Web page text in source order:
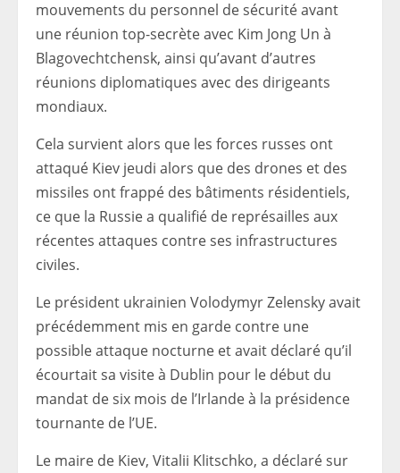
mouvements du personnel de sécurité avant
une réunion top-secrète avec Kim Jong Un à
Blagovechtchensk, ainsi qu’avant d’autres
réunions diplomatiques avec des dirigeants
mondiaux.
Cela survient alors que les forces russes ont
attaqué Kiev jeudi alors que des drones et des
missiles ont frappé des bâtiments résidentiels,
ce que la Russie a qualifié de représailles aux
récentes attaques contre ses infrastructures
civiles.
Le président ukrainien Volodymyr Zelensky avait
précédemment mis en garde contre une
possible attaque nocturne et avait déclaré qu’il
écourtait sa visite à Dublin pour le début du
mandat de six mois de l’Irlande à la présidence
tournante de l’UE.
Le maire de Kiev, Vitalii Klitschko, a déclaré sur